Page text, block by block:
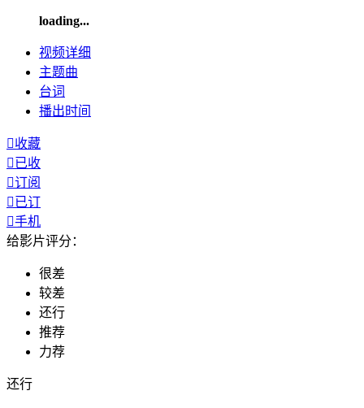
loading...
视频详细
主题曲
台词
播出时间
收藏
已收
订阅
已订
手机
给影片评分：
很差
较差
还行
推荐
力荐
还行